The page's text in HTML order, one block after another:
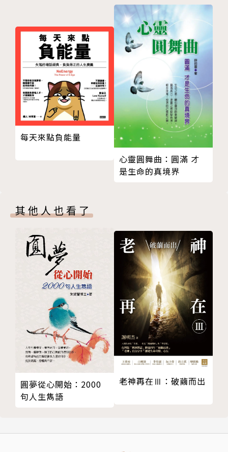
林明樟老師在人生的階段，和一般人一樣會經歷過升
學、進入職場，玩股票期貨、投資創業，再從負債與創
業失敗中抵達到現在。他在心態上的轉換，在面對事物
的想法，以及他最愛的家人的支持，秉持著「大家好才
是真正好」的精神，運用自己在財務上的專業，以企業
講師的方式，分享給學員。
除了經濟生活外，他所投資在精神生活層面上的占了更
大一部份，也是因此，才有辦法達成今天的MJ。
本書分成四個章節，分別是人生、職場、家庭和事業，
是每個人一生中都會經歷的過程，且對這四個過程的經
營缺一不可，都需要好好的付出與努力。你可以在本書
好的價值觀，加上不斷努力學習經營自己，才會有幸
福、富足又自由的未來。
2. 《為自己的英雄之旅+1+1+1》
林明樟老師將過去30多年來所思、所學、所做與無數
懊悔決定的心路歷程，結合創業十多年所做的自我改
變，以獨創的「感知、取捨、行動、力量、模樣」來規
劃人生，藉由此方法論，引領讀者實踐屬於自己的英雄
之旅。
感知
感知能力，是理解萬事萬物的起點，讓大腦中的系統一
（直覺思考）和系統二（理性思考），幫你做出更好的
人生大小決策，讓好事一直發生在你的身上。
取捨
我該不該買房呢？
孩子的教育基金應該怎麼理財？
心智圖教育法
人生中的四種師父
第四篇 事業超額富足力
創業的人應該把時間花在優秀的人身上
機會判斷的點線面體
創業該不該拿政府的補助金？
企業資金斷鏈的九個財務大坑
用DCF推估一家公司的真正價值
最厲害的成本控管是花更多的錢，提出更賺錢的提案
萬物皆有價？該如何訂價呢？
確保生存的獲利成長公式：「銷售收入－獲利＝費用」
從財務報表中看出公司做假帳
每天來點負能量
心靈圓舞曲：圓滿 才
是生命的真境界
其他人也看了
圓夢從心開始：2000
句人生雋語
老神再在Ⅲ：破繭而出